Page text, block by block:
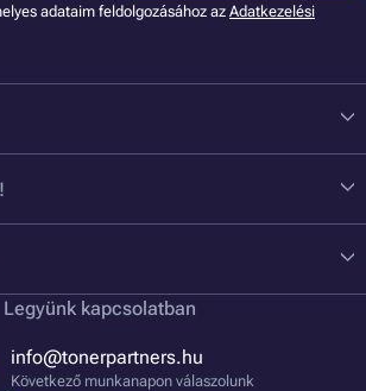
adataim feldolgozásához az Adatkezelési
Legyünk kapcsolatban
info@tonerpartners.hu
Következő munkanapon válaszolunk